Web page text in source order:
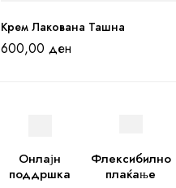
Крем Лакована Ташна
600,00 ден
Онлајн
поддршка
Флексибилно
плаќање